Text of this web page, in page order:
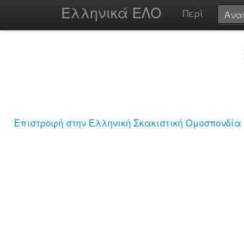
Ελληνικά ΕΛΟ Περί
Επιστροφή στην Ελληνική Σκακιστική Ομοσπονδία